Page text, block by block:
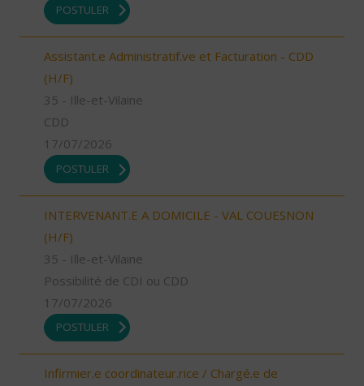
POSTULER
Assistant.e Administratif.ve et Facturation - CDD
(H/F)
35 - Ille-et-Vilaine
CDD
17/07/2026
POSTULER
INTERVENANT.E A DOMICILE - VAL COUESNON
(H/F)
35 - Ille-et-Vilaine
Possibilité de CDI ou CDD
17/07/2026
POSTULER
Infirmier.e coordinateur.rice / Chargé.e de